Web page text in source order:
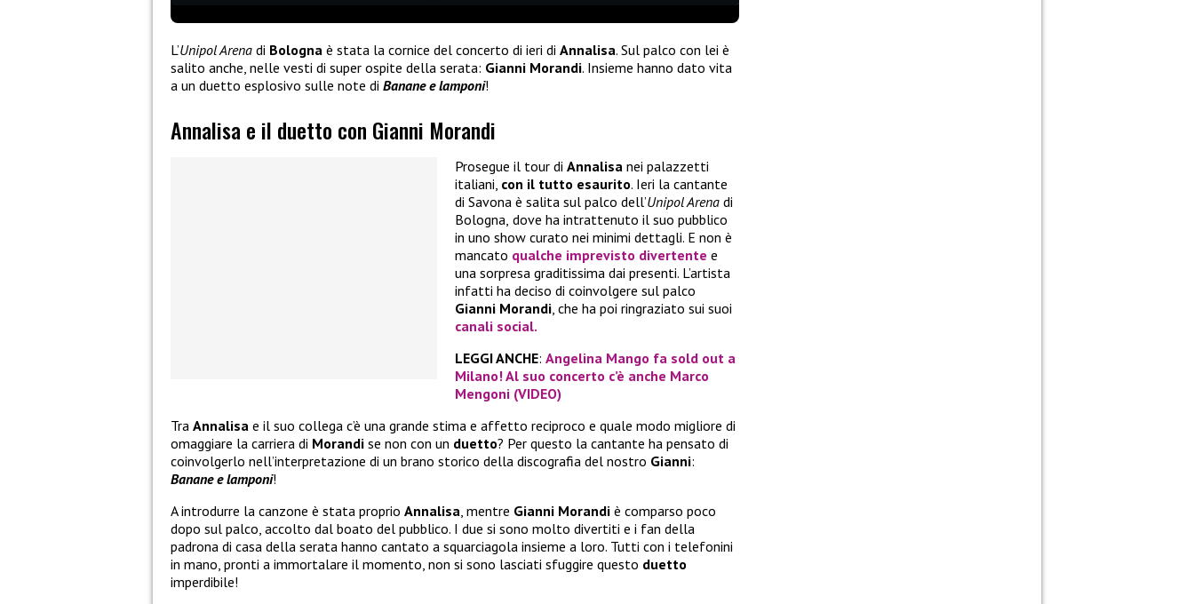
L’Unipol Arena di Bologna è stata la cornice del concerto di ieri di Annalisa. Sul palco con lei è
salito anche, nelle vesti di super ospite della serata: Gianni Morandi. Insieme hanno dato vita
a un duetto esplosivo sulle note di Banane e lamponi!
Annalisa e il duetto con Gianni Morandi
Prosegue il tour di Annalisa nei palazzetti
italiani, con il tutto esaurito. Ieri la cantante
di Savona è salita sul palco dell’Unipol Arena di
Bologna, dove ha intrattenuto il suo pubblico
in uno show curato nei minimi dettagli. E non è
mancato qualche imprevisto divertente e
una sorpresa graditissima dai presenti. L’artista
infatti ha deciso di coinvolgere sul palco
Gianni Morandi, che ha poi ringraziato sui suoi
canali social.
LEGGI ANCHE: Angelina Mango fa sold out a
Milano! Al suo concerto c’è anche Marco
Mengoni (VIDEO)
Tra Annalisa e il suo collega c’è una grande stima e affetto reciproco e quale modo migliore di
omaggiare la carriera di Morandi se non con un duetto? Per questo la cantante ha pensato di
coinvolgerlo nell’interpretazione di un brano storico della discografia del nostro Gianni:
Banane e lamponi!
A introdurre la canzone è stata proprio Annalisa, mentre Gianni Morandi è comparso poco
dopo sul palco, accolto dal boato del pubblico. I due si sono molto divertiti e i fan della
padrona di casa della serata hanno cantato a squarciagola insieme a loro. Tutti con i telefonini
in mano, pronti a immortalare il momento, non si sono lasciati sfuggire questo duetto
imperdibile!